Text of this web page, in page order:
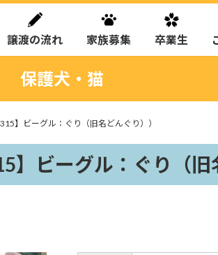
譲渡の流れ 家族募集 卒業生
保護犬・猫
】ビーグル：ぐり（旧名どんぐり））
ビーグル：ぐり（旧